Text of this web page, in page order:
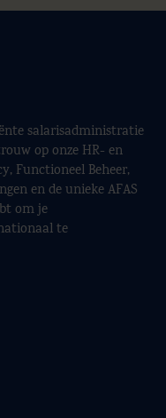
salarisadministratie
op onze HR- en
Functioneel Beheer,
en de unieke AFAS
om je
te